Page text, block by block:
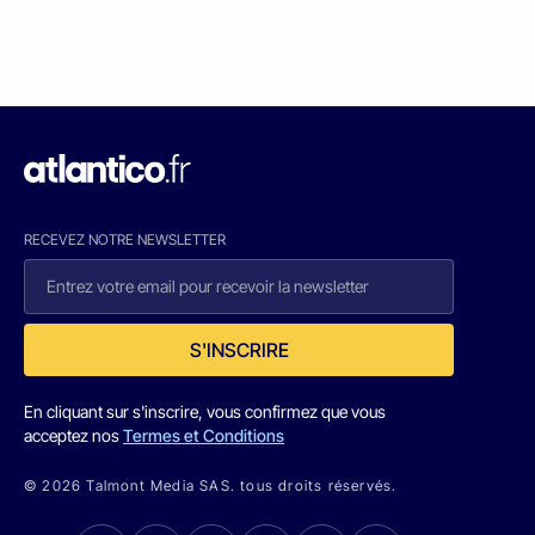
RECEVEZ NOTRE NEWSLETTER
S'INSCRIRE
En cliquant sur s'inscrire, vous confirmez que vous
acceptez nosTermes et Conditions
© 2026 Talmont Media SAS. tous droits réservés.